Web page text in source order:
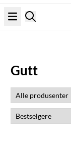
Hopp til innhold
Gutt